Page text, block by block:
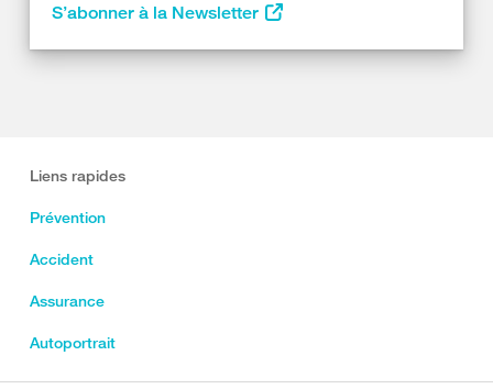
S’abonner à la Newsletter
Liens rapides
Prévention
Accident
Assurance
Autoportrait